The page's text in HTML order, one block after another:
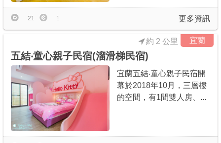
更多資訊
21 1
宜蘭
五結‧童心親子民宿(溜滑梯民宿)
約 2 公里
宜蘭五結‧童心親子民宿開
幕於2018年10月，三層樓
的空間，有1間雙人房、...